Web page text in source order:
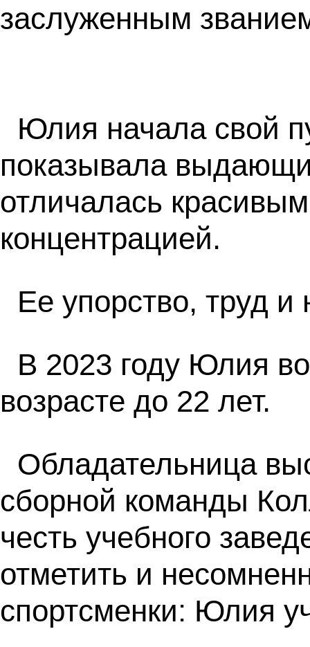
заслуженным
Юлия начала свой
показывала
отличалась
концентрацией.
Ее упорство, труд
В 2023 году Юлия
возрасте до 22 лет.
Обладательница
сборной команды
честь учебного
отметить и
спортсменки: Юлия